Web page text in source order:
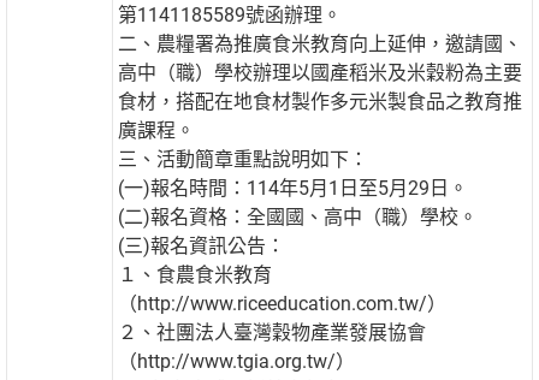
第1141185589號函辦理。
二、農糧署為推廣食米教育向上延伸，邀請國、
高中（職）學校辦理以國產稻米及米穀粉為主要
食材，搭配在地食材製作多元米製食品之教育推
廣課程。
三、活動簡章重點說明如下：
(一)報名時間：114年5月1日至5月29日。
(二)報名資格：全國國、高中（職）學校。
(三)報名資訊公告：
１、食農食米教育
（http://www.riceeducation.com.tw/）
２、社團法人臺灣穀物產業發展協會
（http://www.tgia.org.tw/）